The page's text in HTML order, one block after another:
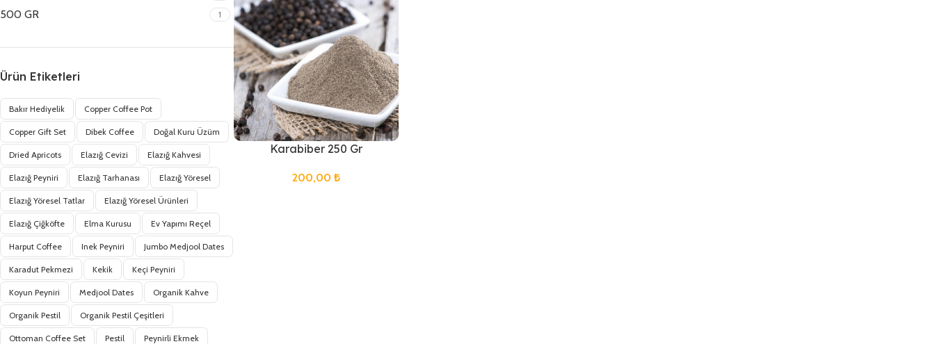
500 GR 1
Ürün Etiketleri
Bakır Hediyelik Copper Coffee Pot
Copper Gift Set Dibek Coffee Doğal Kuru Üzüm
Dried Apricots Elazığ Cevizi Elazığ Kahvesi
Elazığ Peyniri Elazığ Tarhanası Elazığ Yöresel
Elazığ Yöresel Tatlar Elazığ Yöresel Ürünleri
Elazığ Çiğköfte Elma Kurusu Ev Yapımı Reçel
Harput Coffee Inek Peyniri Jumbo Medjool Dates
Karadut Pekmezi Kekik Keçi Peyniri
Koyun Peyniri Medjool Dates Organik Kahve
Organik Pestil Organik Pestil Çeşitleri
Ottoman Coffee Set Pestil Peynirli Ekmek
Karabiber 250 Gr
200,00 ₺